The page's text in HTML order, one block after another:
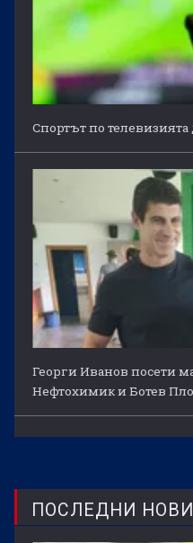
Спортът по телевизията
Георги Иванов посети
Нефтохимик и Ботев
ПОСЛЕДНИ